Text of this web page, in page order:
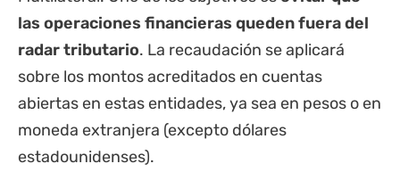
las operaciones financieras queden fuera del
radar tributario. La recaudación se aplicará
sobre los montos acreditados en cuentas
abiertas en estas entidades, ya sea en pesos o en
moneda extranjera (excepto dólares
estadounidenses).